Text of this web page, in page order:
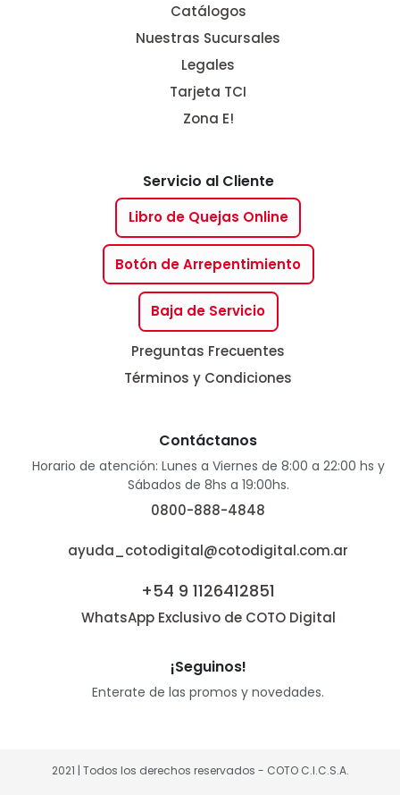
Catálogos
Nuestras Sucursales
Legales
Tarjeta TCI
Zona E!
Servicio al Cliente
Libro de Quejas Online
Botón de Arrepentimiento
Baja de Servicio
Preguntas Frecuentes
Términos y Condiciones
Contáctanos
Horario de atención: Lunes a Viernes de 8:00 a 22:00 hs y
Sábados de 8hs a 19:00hs.
0800-888-4848
ayuda_cotodigital@cotodigital.com.ar
+54 9 1126412851
WhatsApp Exclusivo de COTO Digital
¡Seguinos!
Enterate de las promos y novedades.
2021 | Todos los derechos reservados - COTO C.I.C.S.A.